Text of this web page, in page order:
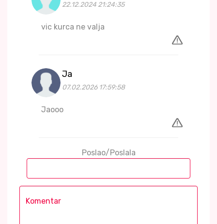
22.12.2024 21:24:35
vic kurca ne valja
Ja
07.02.2026 17:59:58
Jaooo
Poslao/Poslala